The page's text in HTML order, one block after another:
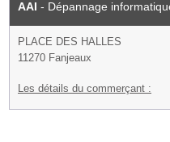
AAI - Dépannage
PLACE DES HALLES
11270 Fanjeaux
Les détails du commerçant :